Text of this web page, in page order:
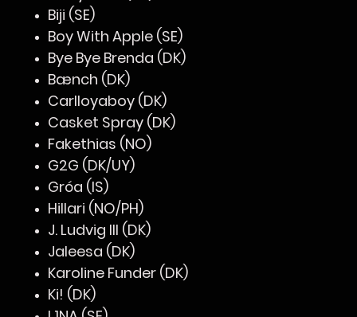
Biji (SE)
Boy With Apple (SE)
Bye Bye Brenda (DK)
Bænch (DK)
Carlloyaboy (DK)
Casket Spray (DK)
Fakethias (NO)
G2G (DK/UY)
Gróa (IS)
Hillari (NO/PH)
J. Ludvig III (DK)
Jaleesa (DK)
Karoline Funder (DK)
Ki! (DK)